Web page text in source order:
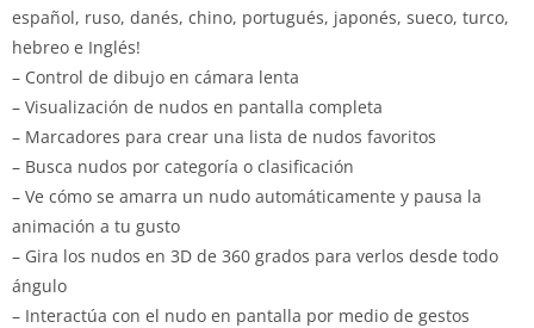
español, ruso, danés, chino, portugués, japonés, sueco, turco,
hebreo e Inglés!
– Control de dibujo en cámara lenta
– Visualización de nudos en pantalla completa
– Marcadores para crear una lista de nudos favoritos
– Busca nudos por categoría o clasificación
– Ve cómo se amarra un nudo automáticamente y pausa la
animación a tu gusto
– Gira los nudos en 3D de 360 grados para verlos desde todo
ángulo
– Interactúa con el nudo en pantalla por medio de gestos